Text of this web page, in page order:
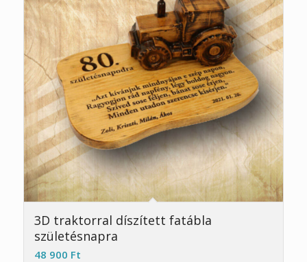
5.00
3D traktorral díszített fatábla
születésnapra
48 900 Ft